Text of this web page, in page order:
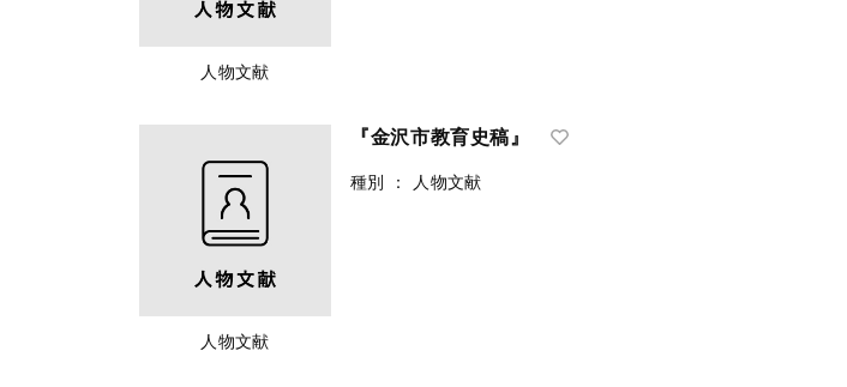
人物文献
人物文献
『金沢市教育史稿』
種別 ： 人物文献